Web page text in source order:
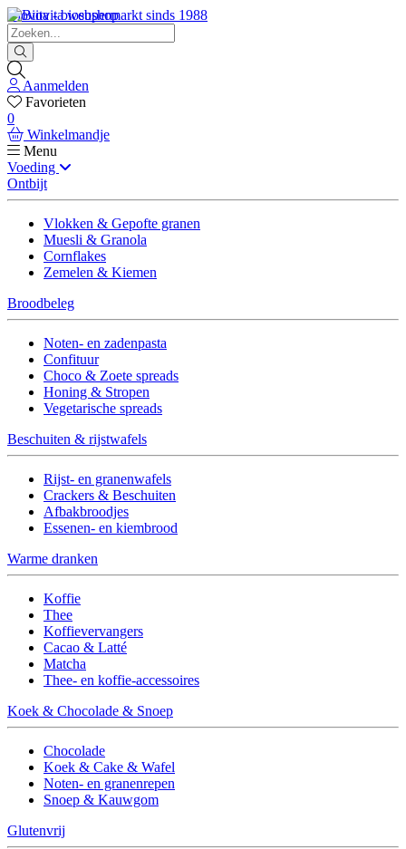
Biovita - biosupermarkt sinds 1988
Aanmelden
Favorieten
0
Winkelmandje
Menu
Voeding
Ontbijt
Vlokken & Gepofte granen
Muesli & Granola
Cornflakes
Zemelen & Kiemen
Broodbeleg
Noten- en zadenpasta
Confituur
Choco & Zoete spreads
Honing & Stropen
Vegetarische spreads
Beschuiten & rijstwafels
Rijst- en granenwafels
Crackers & Beschuiten
Afbakbroodjes
Essenen- en kiembrood
Warme dranken
Koffie
Thee
Koffievervangers
Cacao & Latté
Matcha
Thee- en koffie-accessoires
Koek & Chocolade & Snoep
Chocolade
Koek & Cake & Wafel
Noten- en granenrepen
Snoep & Kauwgom
Glutenvrij